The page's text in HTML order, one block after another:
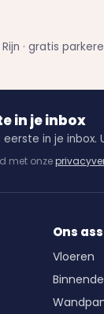
· gratis
in je inbox
in je inbox.
met onze
Ons
Vloeren